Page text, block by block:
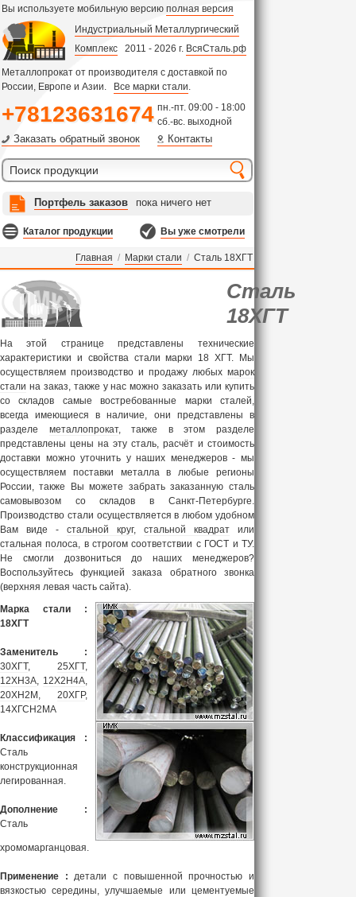
Вы используете мобильную версию полная версия
Индустриальный Металлургический
Комплекс 2011 - 2026 г. ВсяСталь.рф
Металлопрокат от производителя с доставкой по
России, Европе и Азии.
Все марки стали.
+78123631674 пн.-пт. 09:00 - 18:00
сб.-вс. выходной
Заказать обратный звонок Контакты
Портфель заказов пока ничего нет
Каталог продукции Вы уже смотрели
Главная / Марки стали / Сталь 18ХГТ
Сталь
18ХГТ
На этой странице представлены технические
характеристики и свойства стали марки 18 ХГТ. Мы
осуществляем производство и продажу любых марок
стали на заказ, также у нас можно заказать или купить
со складов самые востребованные марки сталей,
всегда имеющиеся в наличие, они представлены в
разделе металлопрокат, также в этом разделе
представлены цены на эту сталь, расчёт и стоимость
доставки можно уточнить у наших менеджеров - мы
осуществляем поставки металла в любые регионы
России, также Вы можете забрать заказанную сталь
самовывозом со складов в Санкт-Петербурге.
Производство стали осуществляется в любом удобном
Вам виде - стальной круг, стальной квадрат или
стальная полоса, в строгом соответствии с ГОСТ и ТУ.
Не смогли дозвониться до наших менеджеров?
Воспользуйтесь функцией заказа обратного звонка
(верхняя левая часть сайта).
Марка стали :
18ХГТ
Заменитель :
30ХГТ, 25ХГТ,
12ХН3А, 12Х2Н4А,
20ХН2М , 20ХГР,
14ХГСН2МА
Классификация :
Сталь
конструкционная
легированная.
Дополнение :
Сталь
хромомарганцовая.
Применение :детали с повышенной прочностью и
вязкостью середины, улучшаемые или цементуемые